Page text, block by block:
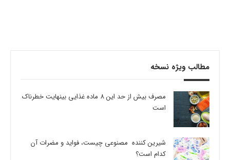
مطالب ویژه نسخه
مصرف بیش از حد این 8 ماده غذایی بینهایت خطرناک
است
شیرین کننده مصنوعی چیست، فواید و مضرات آن
کدام است؟